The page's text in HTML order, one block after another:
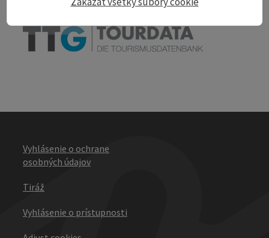
powered byTOURDATA
Vyhlásenie o ochrane
osobných údajov
Tiráž
Vyhlásenie o prístupnosti